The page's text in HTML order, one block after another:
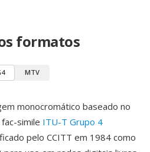
formatos
MTV
monocromático baseado no
simile ITU-T Grupo 4
pelo CCITT em 1984 como